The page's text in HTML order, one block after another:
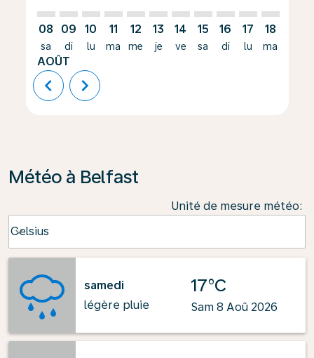
08
sa
AOÛT
09
di
10
lu
11
ma
12
me
13
je
14
ve
15
sa
16
di
17
lu
18
ma
chevron_left chevron_right
Météo à Belfast
Unité de mesure météo:
Celsius
keyboard_arrow_down
samedi
légère pluie
17°C
Sam 8 Aoû 2026